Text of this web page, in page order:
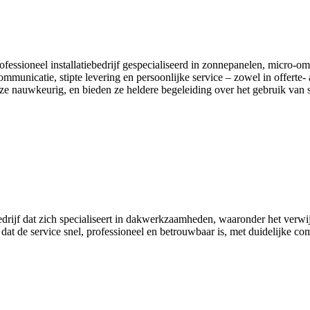
installatiebedrijf gespecialiseerd in zonnepanelen,
stipte levering en persoonlijke service – zowel in
nauwkeurig, en bieden ze heldere begeleiding over het gebruik
dat zich specialiseert in dakwerkzaamheden, waaronder het
de service snel, professioneel en betrouwbaar is, met duidelijke